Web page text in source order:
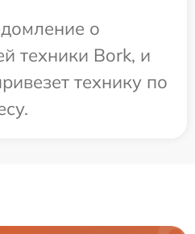
о
техники Bork, и
технику по